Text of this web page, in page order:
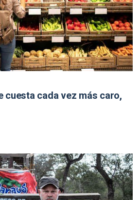
cuesta cada vez más caro,